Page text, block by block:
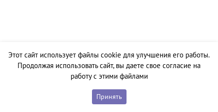
Этот сайт использует файлы cookie для улучшения его работы.
Продолжая использовать сайт, вы даете свое согласие на
работу с этими файлами
Принять